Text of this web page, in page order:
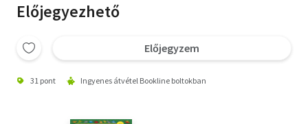
Előjegyezhető
Előjegyzem
31 pont Ingyenes átvétel Bookline boltokban